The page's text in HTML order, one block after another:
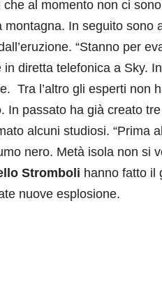
che al momento non ci
montagna. In seguito sono
“Stanno per
in diretta telefonica a Sky.
Tra l’altro gli esperti non
. In passato ha già creato tre
alcuni studiosi. “Prima
nero. Metà isola non si
Stromboli hanno fatto il
nuove esplosione.